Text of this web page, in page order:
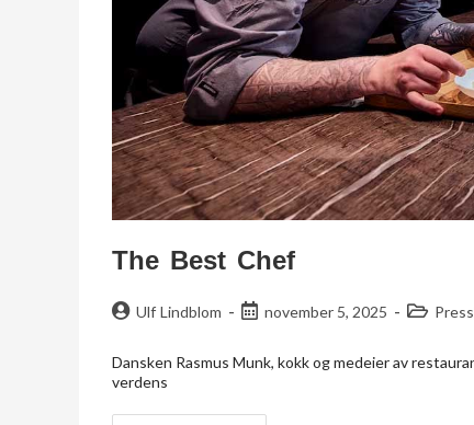
The Best Chef
Ulf Lindblom november 5, 2025
Dansken Rasmus Munk, kokk og medeier av
verdens